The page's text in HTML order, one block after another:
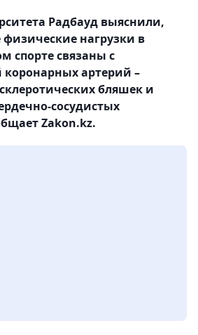
Радбауд выяснили,
нагрузки в
спорте связаны с
артерий –
бляшек и
сосудистых
Zakon.kz.